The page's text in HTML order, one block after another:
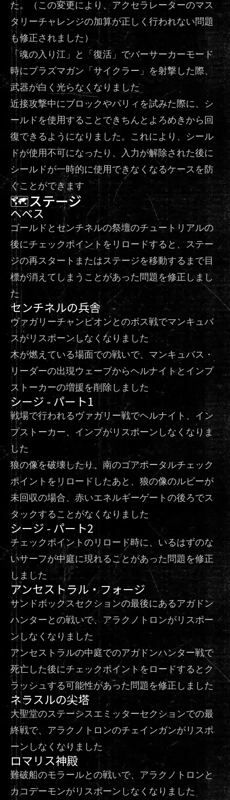
た。（この変更により、アクセラレーターのマス
タリーチャレンジの加算が正しく行われない問題
も修正されました）
「魂の入り江」と「復活」でバーサーカーモード
時にプラズマガン「サイクラー」を射撃した際、
武器が白く光らなくなりました
近接攻撃中にブロックやパリィを試みた際に、シ
ールドを使用することできちんとよろめきから回
復できるようになりました。これにより、シール
ドが使用不可になったり、入力が解除された後に
シールドが一時的に使用できなくなるケースを防
ぐことができます
🗺ステージ
ヘベス
ゴールドとセンチネルの祭壇のチュートリアルの
後にチェックポイントをリロードすると、ステー
ジの再スタートまたはステージを移動するまで目
標が消えてしまうことがあった問題を修正しまし
た
センチネルの兵舎
ヴァガリーチャンピオンとのボス戦でマンキュバ
スがリスポーンしなくなりました
木が燃えている場面での戦いで、マンキュバス・
リーダーの出現ウェーブからヘルナイトとインプ
ストーカーの増援を削除しました
シージ - パート1
戦場で行われるヴァガリー戦でヘルナイト、イン
プストーカー、インプがリスポーンしなくなりま
した
狼の像を破壊したり、南のゴアポータルチェック
ポイントをリロードしたあと、狼の像のルビーが
未回収の場合、赤いエネルギーゲートの後ろでス
タックすることがなくなりました
シージ - パート2
チェックポイントのリロード時に、いるはずのな
いサーフが中庭に現れることがあった問題を修正
しました
アンセストラル・フォージ
サンドボックスセクションの最後にあるアガドン
ハンターとの戦いで、アラクノトロンがリスポー
ンしなくなりました
アンセストラルの中庭でのアガドンハンター戦で
死亡した後にチェックポイントをロードするとク
ラッシュする可能性があった問題を修正しました
ネラスルの尖塔
大聖堂のステーシスエミッターセクションでの最
終戦で、アラクノトロンのチェインガンがリスポ
ーンしなくなりました
ロマリス神殿
難破船のモラールとの戦いで、アラクノトロンと
カコデーモンがリスポーンしなくなりました